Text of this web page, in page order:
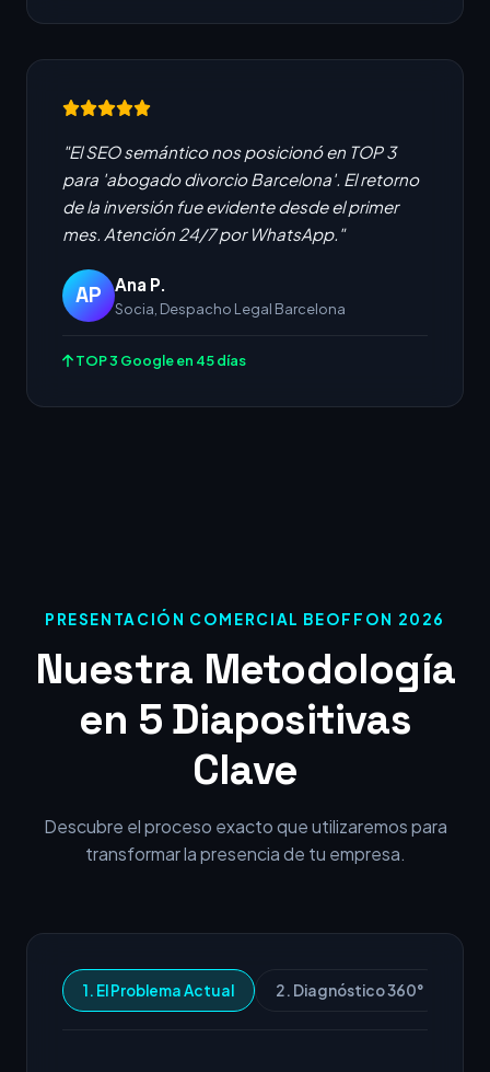
"El SEO semántico nos posicionó en TOP 3
para 'abogado divorcio Barcelona'. El retorno
de la inversión fue evidente desde el primer
mes. Atención 24/7 por WhatsApp."
AP Ana P.
Socia, Despacho Legal Barcelona
TOP 3 Google en 45 días
PRESENTACIÓN COMERCIAL BEOFFON 2026
Nuestra Metodología
en 5 Diapositivas
Clave
Descubre el proceso exacto que utilizaremos para
transformar la presencia de tu empresa.
1. El Problema Actual 2. Diagnóstico 360°